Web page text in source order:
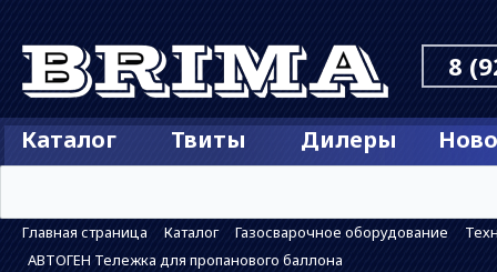
8
Каталог Твиты Дилеры
Главная страница Каталог Газосварочное оборудование
АВТОГЕН Тележка для пропанового баллона